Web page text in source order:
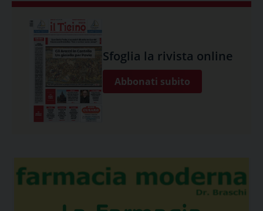
Sfoglia la rivista online
Abbonati subito